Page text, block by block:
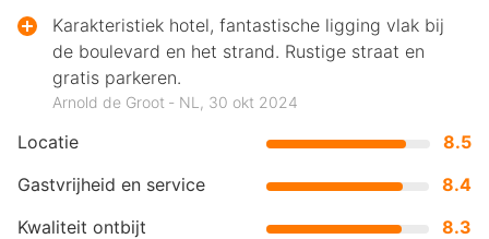
Locatie
8.5
Gastvrijheid en service
8.4
Kwaliteit ontbijt
8.3
Karakteristiek hotel, fantastische ligging vlak bij
de boulevard en het strand. Rustige straat en
gratis parkeren.
Arnold de Groot ‐ NL, 30 okt 2024